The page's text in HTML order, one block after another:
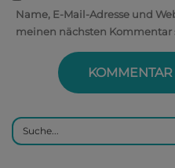
Name, E-Mail-Adresse und
meinen nächsten Kommentar